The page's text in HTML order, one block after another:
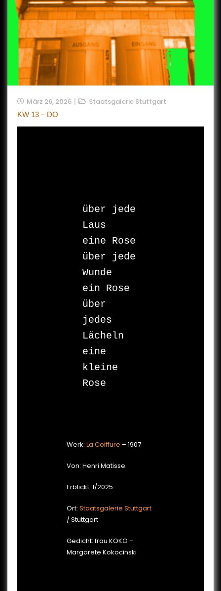
März 26, 2026 Staatsgalerie Stuttgart
KW 13 – DO
über jede
Laus
eine Rose
über jede
Wunde
ein Rose
über
jedes
Lächeln
eine
kleine
Rose
Werk: La Coiffure – 1907
Von: Henri Matisse
Erblickt: 1/2025
Ort: Staatsgalerie Stuttgart
/ Stuttgart
Gedicht: frau KOKO –
Margarete Kokocinski